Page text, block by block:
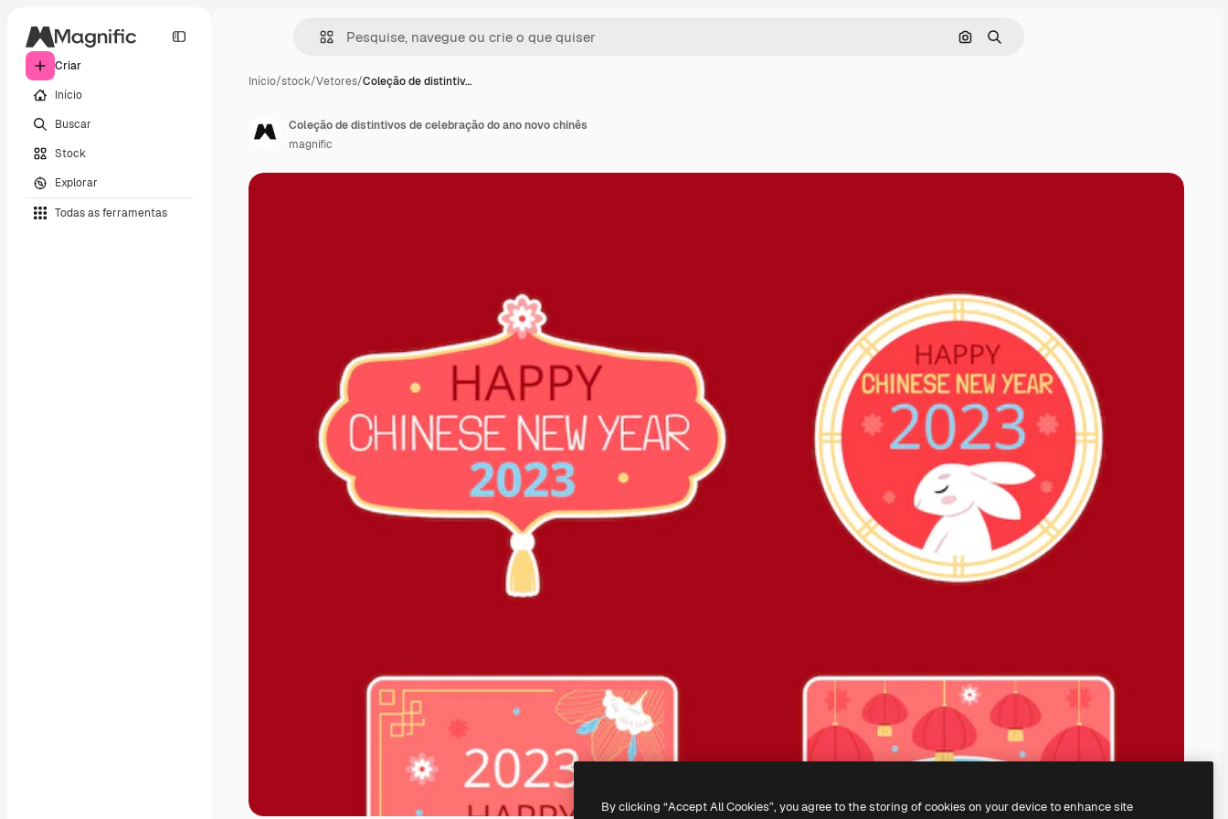
Criar
Início
Buscar
Stock
Explorar
Todas as ferramentas
Pesquisar por imagem
Buscar
Início/stock/Vetores/Coleção de distintiv…
Coleção de distintivos de celebração do ano novo chinês
magnific
By clicking “Accept All Cookies”, you agree to the storing of cookies on your device to enhance site